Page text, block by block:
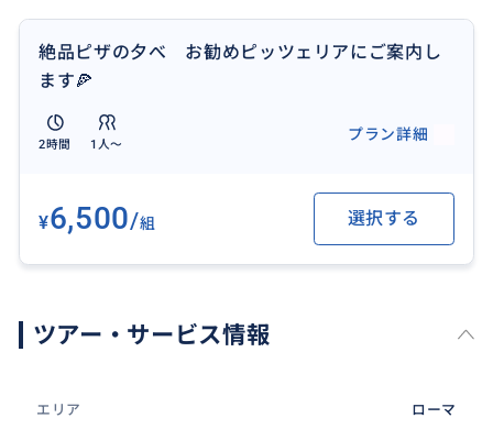
絶品ピザの夕べ お勧めピッツェリアにご案内し
ます🍕
2時間 1人〜
プラン詳細
¥6,500/組 選択する
ツアー・サービス情報
エリア ローマ